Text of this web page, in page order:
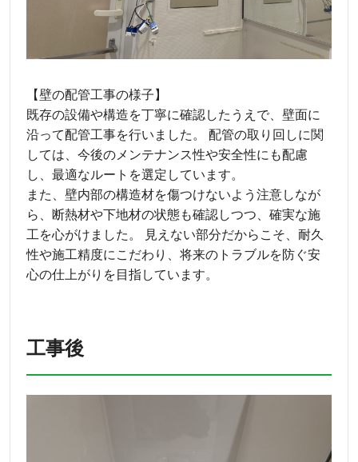
【壁の配管工事の様子】
既存の設備や構造を丁寧に確認したうえで、壁面に
沿って配管工事を行いました。 配管の取り回しに関
しては、今後のメンテナンス性や安全性にも配慮
し、最適なルートを選定しています。
また、壁内部の構造材を傷つけないよう注意しなが
ら、断熱材や下地材の状態も確認しつつ、確実な施
工を心がけました。 見えない部分だからこそ、耐久
性や施工精度にこだわり、将来のトラブルを防ぐ安
心の仕上がりを目指しています。
工事後